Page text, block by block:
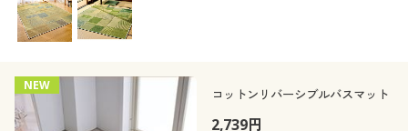
NEW
コットンリバーシブルバスマット
2,739円